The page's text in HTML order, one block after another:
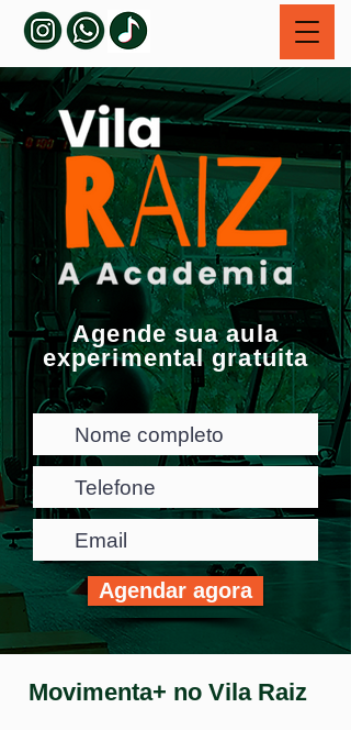
Agende sua aula
experimental gratuita
Agendar agora
Movimenta+ no Vila Raiz